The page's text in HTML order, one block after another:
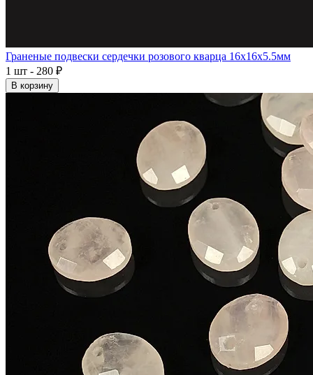
Граненые подвески сердечки розового кварца 16x16x5.5мм
1 шт - 280 ₽
В корзину